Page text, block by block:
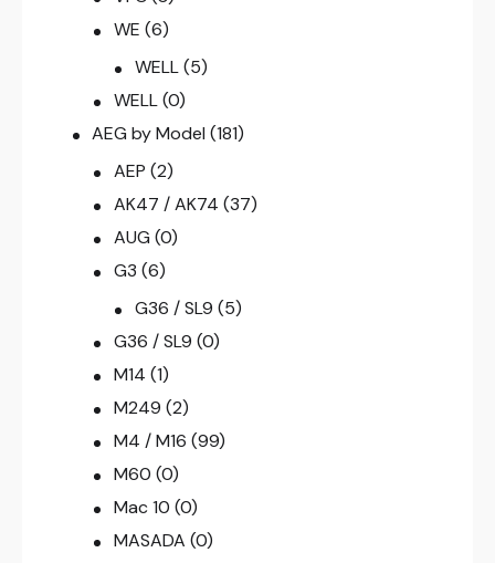
WE (6)
WELL (5)
WELL (0)
AEG by Model (181)
AEP (2)
AK47 / AK74 (37)
AUG (0)
G3 (6)
G36 / SL9 (5)
G36 / SL9 (0)
M14 (1)
M249 (2)
M4 / M16 (99)
M60 (0)
Mac 10 (0)
MASADA (0)